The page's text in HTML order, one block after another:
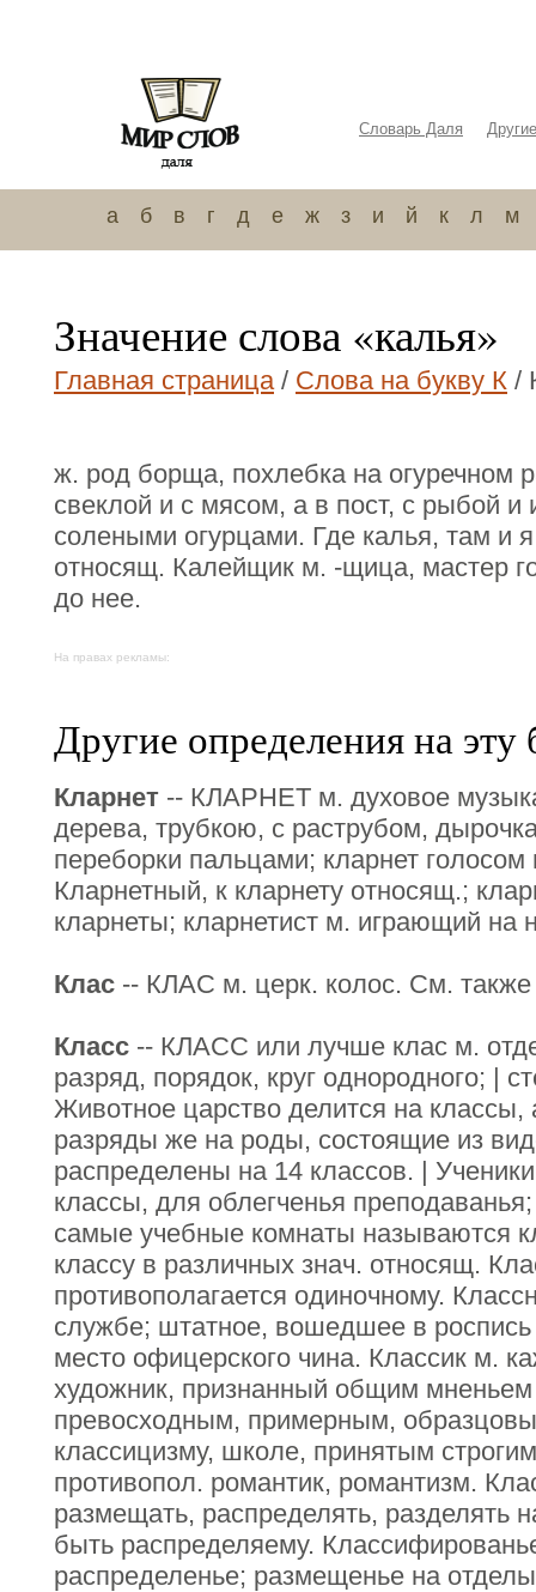
Словарь Даля
а б в г д е ж з и й к л м
Значение слова «калья»
Главная страница/ Слова на букву К /
ж. род борща, похлебка на огуречном
свеклой и с мясом, а в пост, с рыбой и
солеными огурцами. Где калья, там и
относящ. Калейщик м. -щица, мастер
до нее.
На правах рекламы:
Другие определения на эту
Кларнет -- КЛАРНЕТ м. духовое
дерева, трубкою, с раструбом,
переборки пальцами; кларнет голосом
Кларнетный, к кларнету относящ.;
кларнеты; кларнетист м. играющий на
Клас -- КЛАС м. церк. колос. См. также
Класс -- КЛАСС или лучше клас м.
разряд, порядок, круг однородного; |
Животное царство делится на
разряды же на роды, состоящие из
распределены на 14 классов. |
классы, для облегченья
самые учебные комнаты называются
классу в различных знач. относящ.
противополагается одиночному.
службе; штатное, вошедшее в
место офицерского чина. Классик м.
художник, признанный общим мненьем
превосходным, примерным,
классицизму, школе, принятым
противопол. романтик, романтизм.
размещать, распределять, разделять
быть распределяему.
распределенье; размещенье на